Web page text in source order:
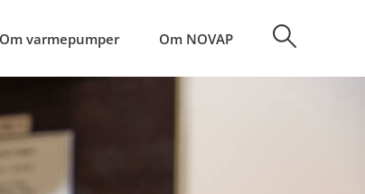
Om varmepumper Om NOVAP